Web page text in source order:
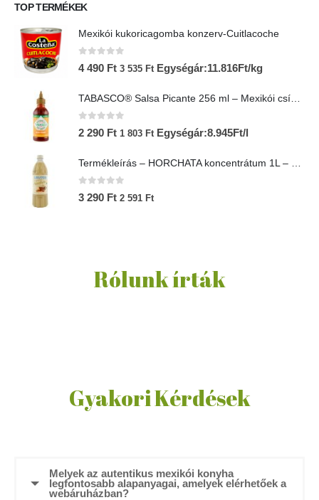
TOP TERMÉKEK
Mexikói kukoricagomba konzerv-Cuitlacoche
4 490 Ft 3 535 Ft Egységár:11.816Ft/kg
2 290 Ft 1 803 Ft Egységár:8.945Ft/l
3 290 Ft 2 591 Ft
Rólunk írták
Gyakori Kérdések
Melyek az autentikus mexikói konyha
legfontosabb alapanyagai, amelyek elérhetőek a
webáruházban?